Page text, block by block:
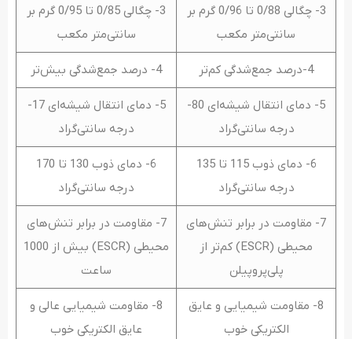
3- چگالی 0/88 تا 0/96 گرم بر
سانتی‌متر مکعب
3- چگالی 0/85 تا 0/95 گرم بر
سانتی‌متر مکعب
4-درصد جمع‌شدگی کم‌تر 4- درصد جمع‌شدگی بیش‌تر
5- دمای انتقال شیشه‌ای 80-
درجه سانتی‌گراد
5- دمای انتقال شیشه‌ای 17-
درجه سانتی‌گراد
6- دمای ذوب 115 تا 135
درجه سانتی‌گراد
6- دمای ذوب 130 تا 170
درجه سانتی‌گراد
7- مقاومت در برابر تنش‌های
محیطی (ESCR) کم‌تر از
پلی‌پروپیلن
7- مقاومت در برابر تنش‌های
محیطی (ESCR) بیش از 1000
ساعت
8- مقاومت شیمیایی و عایق
الکتریکی خوب
8- مقاومت شیمیایی عالی و
عایق الکتریکی خوب